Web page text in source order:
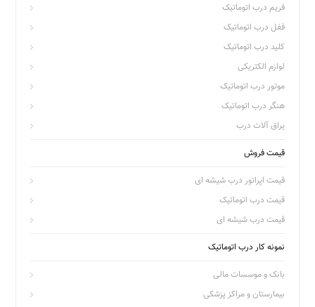
فریم درب اتوماتیک
قفل درب اتوماتیک
کلید درب اتوماتیک
لوازم الکتریکی
موتور درب اتوماتیک
هنگر درب اتوماتیک
یراق آلات درب
قیمت فروش
قیمت اپراتور درب شیشه ای
قیمت درب اتوماتیک
قیمت درب شیشه ای
نمونه کار درب اتوماتیک
بانک و موسسات مالی
بیمارستان و مراکز پزشکی